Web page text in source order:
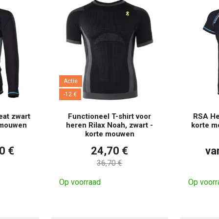
zwart
€
Actie
-12 €
Functioneel T-shirt voor
heren Rilax Noah, zwart -
korte mouwen
24,70 €
36,70 €
Op voorraad
RSA
korte
Op